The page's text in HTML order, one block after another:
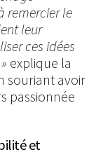
remercier le
leur
ces idées
explique la
souriant avoir
passionnée
et